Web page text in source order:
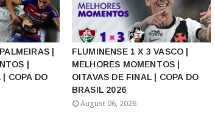
|
|
| COPA DO
FLUMINENSE 1 X 3 VASCO |
MELHORES MOMENTOS |
OITAVAS DE FINAL | COPA DO
BRASIL 2026
August 06, 2026